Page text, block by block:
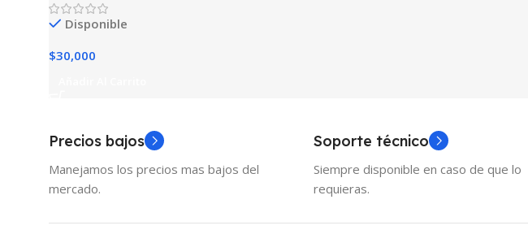
Disponible
$30,000
Precios bajos
Manejamos los precios mas bajos del
mercado.
Soporte técnico
Siempre disponible en caso de que lo
requieras.